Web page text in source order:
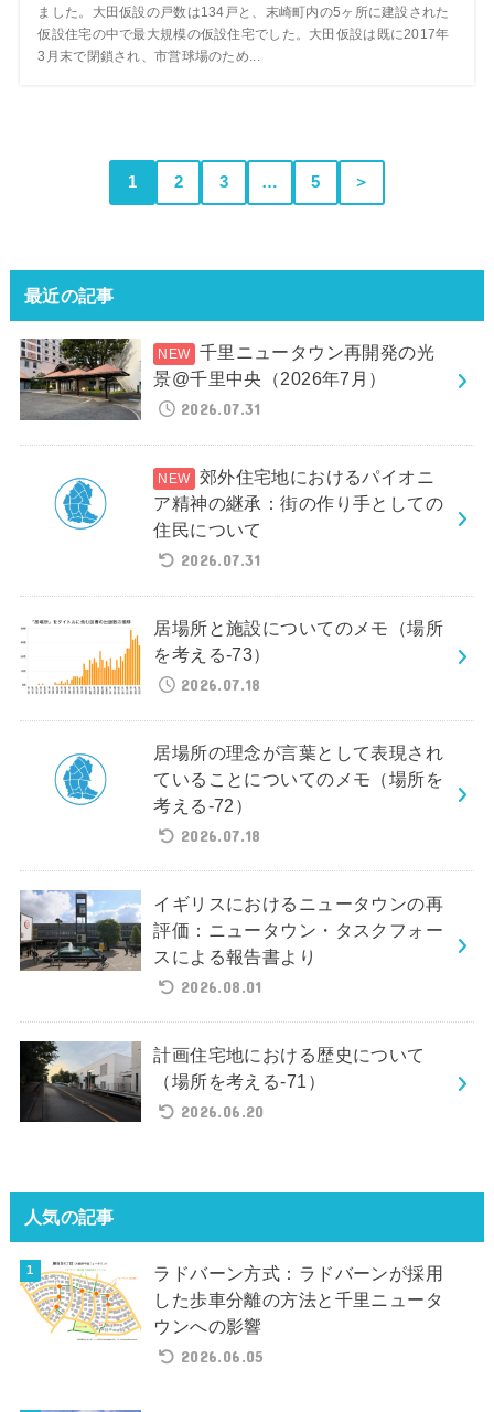
ました。大田仮設の戸数は134戸と、末崎町内の5ヶ所に建設された
仮設住宅の中で最大規模の仮設住宅でした。大田仮設は既に2017年
3月末で閉鎖され、市営球場のため...
1 2 3 … 5 ＞
最近の記事
千里ニュータウン再開発の光
景@千里中央（2026年7月）
2026.07.31
郊外住宅地におけるパイオニ
ア精神の継承：街の作り手としての
住民について
2026.07.31
居場所と施設についてのメモ（場所
を考える-73）
2026.07.18
居場所の理念が言葉として表現され
ていることについてのメモ（場所を
考える-72）
2026.07.18
イギリスにおけるニュータウンの再
評価：ニュータウン・タスクフォー
スによる報告書より
2026.08.01
計画住宅地における歴史について
（場所を考える-71）
2026.06.20
人気の記事
ラドバーン方式：ラドバーンが採用
した歩車分離の方法と千里ニュータ
ウンへの影響
2026.06.05